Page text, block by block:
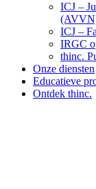
ICJ –
ICJ –
IRGC
thinc.
Onze diensten
Educatieve
Ontdek thinc.